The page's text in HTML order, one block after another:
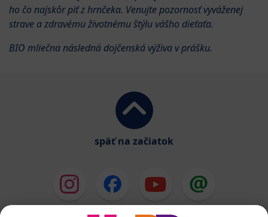
ho čo najskôr piť z hrnčeka. Venujte pozornosť vyváženej
strave a zdravému životnému štýlu vášho dieťaťa.
BIO mliečna následná dojčenská výživa v prášku.
späť na začiatok